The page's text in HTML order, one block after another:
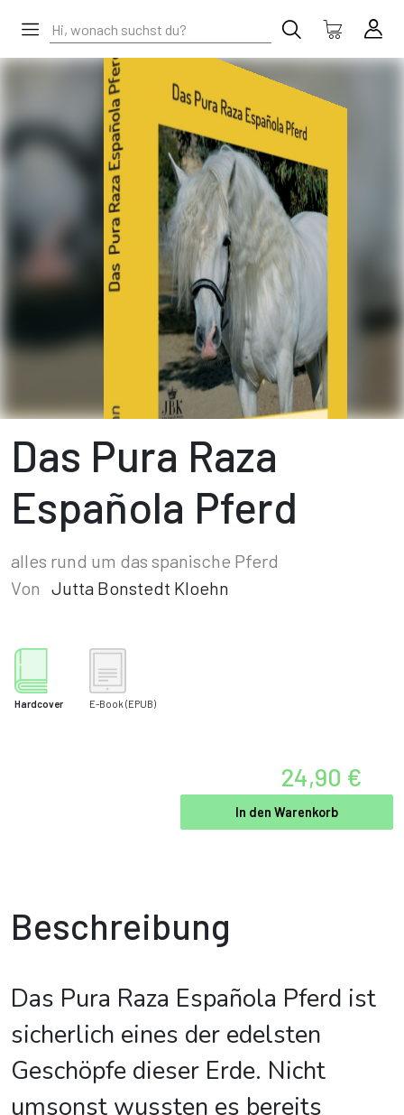
Das Pura Raza
Española Pferd
alles rund um das spanische Pferd
Von Jutta Bonstedt Kloehn
Hardcover E-Book (EPUB)
24,90 €
In den Warenkorb
Beschreibung
Das Pura Raza Española Pferd ist
sicherlich eines der edelsten
Geschöpfe dieser Erde. Nicht
umsonst wussten es bereits